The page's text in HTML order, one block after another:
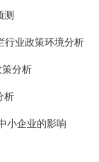
测
行业政策环境分析
分析
析
小企业的影响